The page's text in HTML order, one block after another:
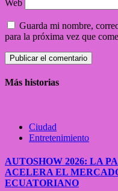
Web
Guarda mi nombre,
para la próxima vez que
Más historias
Ciudad
Entretenimiento
AUTOSHOW 2026: LA
ACELERA EL
ECUATORIANO